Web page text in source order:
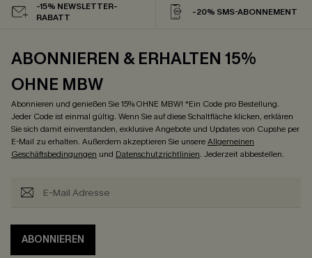
-15% NEWSLETTER-
RABATT
-20% SMS-ABONNEMENT
ABONNIEREN & ERHALTEN 15%
OHNE MBW
Abonnieren und genießen Sie 15% OHNE MBW! *Ein Code pro Bestellung.
Jeder Code ist einmal gültig. Wenn Sie auf diese Schaltfläche klicken, erklären
Sie sich damit einverstanden, exklusive Angebote und Updates von Cupshe per
E-Mail zu erhalten. Außerdem akzeptieren Sie unsereAllgemeinen
Geschäftsbedingungen und Datenschutzrichtlinien. Jederzeit abbestellen.
ABONNIEREN